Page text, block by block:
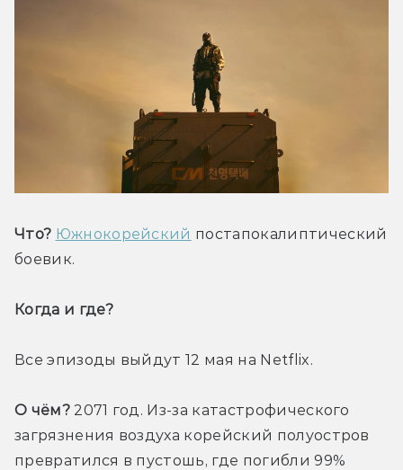
Что? Южнокорейский постапокалиптический
боевик.
Когда и где?
Все эпизоды выйдут 12 мая на Netflix.
О чём? 2071 год. Из-за катастрофического
загрязнения воздуха корейский полуостров
превратился в пустошь, где погибли 99%